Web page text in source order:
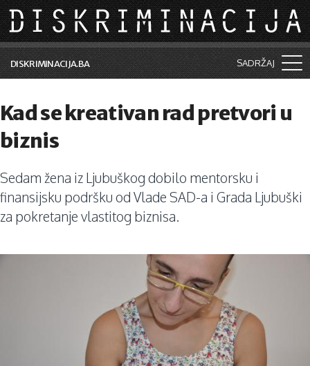
Skip to main content
DISKRIMINACIJA.BA SADRŽAJ
Vijesti i događaji
Aktuelne teme
Kolumne
Lične priče
Kad se kreativan rad pretvori u
biznis
Sedam žena iz Ljubuškog dobilo mentorsku i
finansijsku podršku od Vlade SAD-a i Grada Ljubuški
za pokretanje vlastitog biznisa.